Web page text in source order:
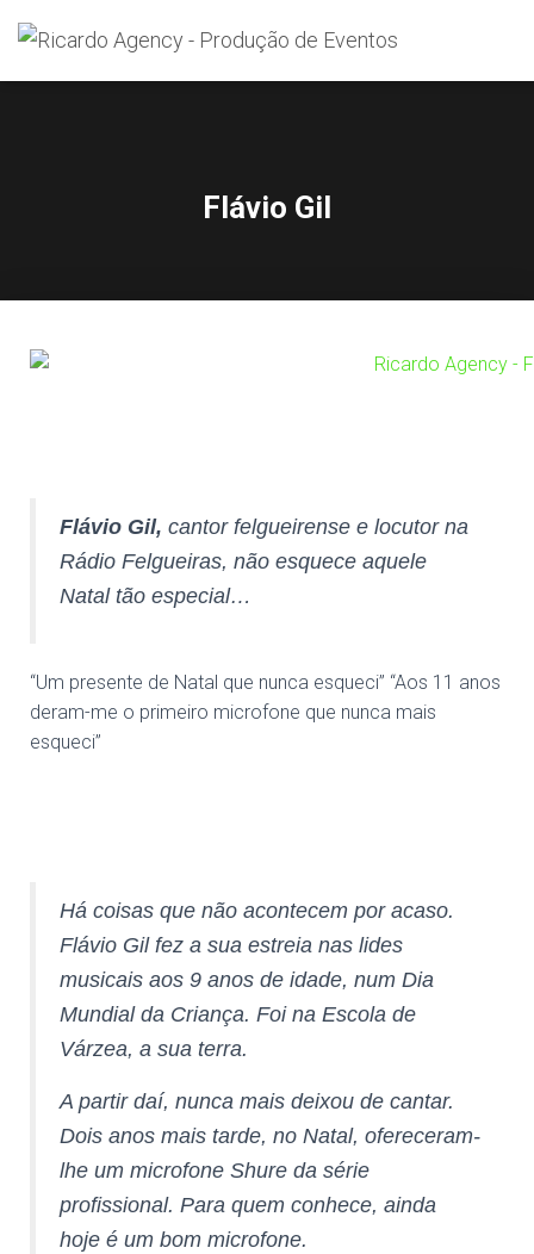
for:
Flávio Gil
Flávio Gil, cantor felgueirense e locutor na
Rádio Felgueiras, não esquece aquele
Natal tão especial…
“Um presente de Natal que nunca esqueci” “Aos 11 anos
deram-me o primeiro microfone que nunca mais
esqueci”
Há coisas que não acontecem por acaso.
Flávio Gil fez a sua estreia nas lides
musicais aos 9 anos de idade, num Dia
Mundial da Criança. Foi na Escola de
Várzea, a sua terra.
A partir daí, nunca mais deixou de cantar.
Dois anos mais tarde, no Natal, ofereceram-
lhe um microfone Shure da série
profissional. Para quem conhece, ainda
hoje é um bom microfone.